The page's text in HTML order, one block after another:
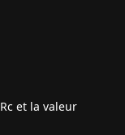
et la valeur